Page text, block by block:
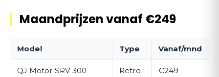
Maandprijzen vanaf €249
Model Type Vanaf/mnd
QJ Motor SRV 300 Retro €249